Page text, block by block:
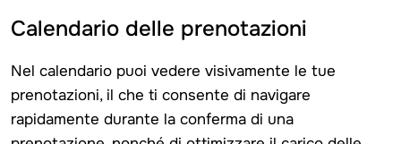
Calendario delle prenotazioni
Nel calendario puoi vedere visivamente le tue
prenotazioni, il che ti consente di navigare
rapidamente durante la conferma di una